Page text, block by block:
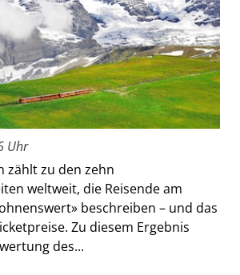
Uhr
zählt zu den zehn
weltweit, die Reisende am
beschreiben – und das
Zu diesem Ergebnis
des...